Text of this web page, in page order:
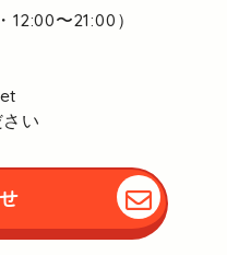
12:00〜21:00）
い